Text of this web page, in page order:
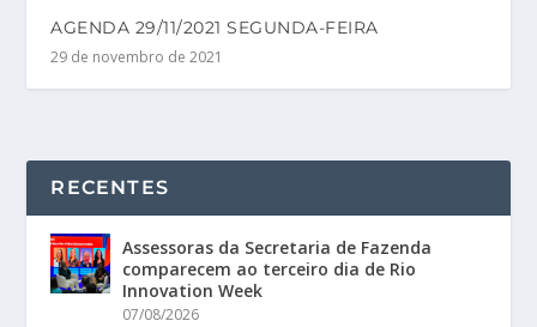
AGENDA 29/11/2021 SEGUNDA-FEIRA
29 de novembro de 2021
RECENTES
Assessoras da Secretaria de Fazenda
comparecem ao terceiro dia de Rio
Innovation Week
07/08/2026